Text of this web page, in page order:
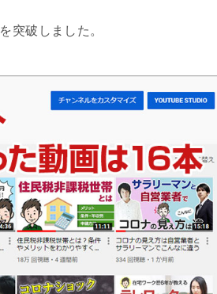
を突破しました。